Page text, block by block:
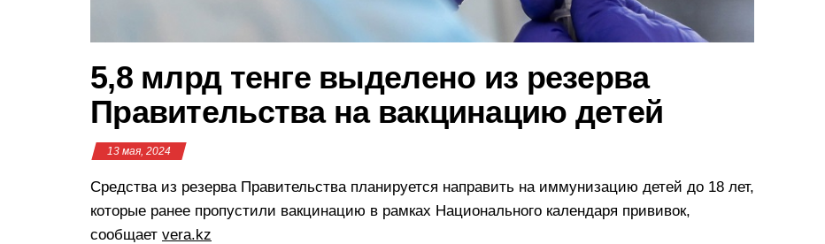
5,8 млрд тенге выделено из резерва
Правительства на вакцинацию детей
13 мая, 2024
Средства из резерва Правительства планируется направить на иммунизацию детей до 18 лет,
которые ранее пропустили вакцинацию в рамках Национального календаря прививок,
сообщает vera.kz